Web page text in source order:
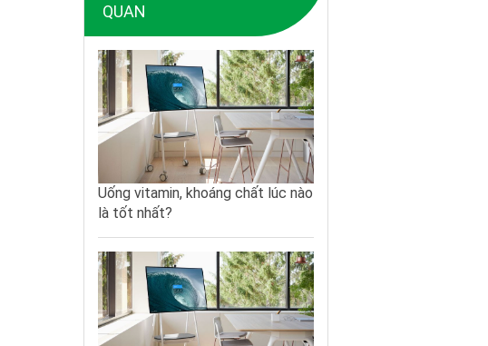
QUAN
Uống vitamin, khoáng chất lúc nào
là tốt nhất?